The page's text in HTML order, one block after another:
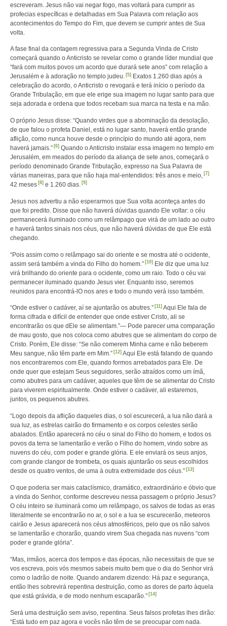
escreveram. Jesus não vai negar fogo, mas voltará para cumprir as
profecias específicas e detalhadas em Sua Palavra com relação aos
acontecimentos do Tempo do Fim, que devem se cumprir antes de Sua
volta.
A fase final da contagem regressiva para a Segunda Vinda de Cristo
começará quando o Anticristo se revelar como o grande líder mundial que
“fará com muitos povos um acordo que durará sete anos” com relação a
Jerusalém e à adoração no templo judeu. [5]Exatos 1.260 dias após a
celebração do acordo, o Anticristo o revogará e terá início o período da
Grande Tribulação, em que ele erige sua imagem no lugar santo para que
seja adorada e ordena que todos recebam sua marca na testa e na mão.
O próprio Jesus disse: “Quando virdes que a abominação da desolação,
de que falou o profeta Daniel, está no lugar santo, haverá então grande
aflição, como nunca houve desde o princípio do mundo até agora, nem
haverá jamais.” [6]Quando o Anticristo instalar essa imagem no templo em
Jerusalém, em meados do período da aliança de sete anos, começará o
período denominado Grande Tribulação, expresso na Sua Palavra de
várias maneiras, para que não haja mal-entendidos: três anos e meio, [7]
42 meses [8]e 1.260 dias. [9]
Jesus nos advertiu a não esperarmos que Sua volta aconteça antes do
que foi predito. Disse que não haverá dúvidas quando Ele voltar: o céu
permanecerá iluminado como um relâmpago que virá de um lado ao outro
e haverá tantos sinais nos céus, que não haverá dúvidas de que Ele está
chegando.
“Pois assim como o relâmpago sai do oriente e se mostra até o ocidente,
assim será também a vinda do Filho do homem.” [10]Ele diz que uma luz
virá brilhando do oriente para o ocidente, como um raio. Todo o céu vai
permanecer iluminado quando Jesus vier. Enquanto isso, seremos
reunidos para encontrá-lO nos ares e todo o mundo verá isso também.
“Onde estiver o cadáver, aí se ajuntarão os abutres.” [11]Aqui Ele fala de
forma cifrada e difícil de entender que onde estiver Cristo, ali se
encontrarão os que dEle se alimentam.”— Pode parecer uma comparação
de mau gosto, que nos coloca como abutres que se alimentam do corpo de
Cristo. Porém, Ele disse: “Se não comerem Minha carne e não beberem
Meu sangue, não têm parte em Mim.” [12]Aqui Ele está falando de quando
nos encontraremos com Ele, quando formos arrebatados para Ele. De
onde quer que estejam Seus seguidores, serão atraídos como um ímã,
como abutres para um cadáver, aqueles que têm de se alimentar do Cristo
para viverem espiritualmente. Onde estiver o cadáver, ali estaremos,
juntos, os pequenos abutres.
“Logo depois da aflição daqueles dias, o sol escurecerá, a lua não dará a
sua luz, as estrelas cairão do firmamento e os corpos celestes serão
abalados. Então aparecerá no céu o sinal do Filho do homem, e todos os
povos da terra se lamentarão e verão o Filho do homem, vindo sobre as
nuvens do céu, com poder e grande glória. E ele enviará os seus anjos,
com grande clangor de trombeta, os quais ajuntarão os seus escolhidos
desde os quatro ventos, de uma à outra extremidade dos céus.” [13]
O que poderia ser mais cataclísmico, dramático, extraordinário e óbvio que
a vinda do Senhor, conforme descreveu nessa passagem o próprio Jesus?
O céu inteiro se iluminará como um relâmpago, os salvos de todas as eras
literalmente se encontrarão no ar, o sol e a lua se escurecerão, meteoros
cairão e Jesus aparecerá nos céus atmosféricos, pelo que os não salvos
se lamentarão e chorarão, quando virem Sua chegada nas nuvens “com
poder e grande glória”.
“Mas, irmãos, acerca dos tempos e das épocas, não necessitais de que se
vos escreva, pois vós mesmos sabeis muito bem que o dia do Senhor virá
como o ladrão de noite. Quando andarem dizendo: Há paz e segurança,
então lhes sobrevirá repentina destruição, como as dores de parto àquela
que está grávida, e de modo nenhum escaparão.” [14]
Será uma destruição sem aviso, repentina. Seus falsos profetas lhes dirão:
“Está tudo em paz agora e vocês não têm de se preocupar com nada.